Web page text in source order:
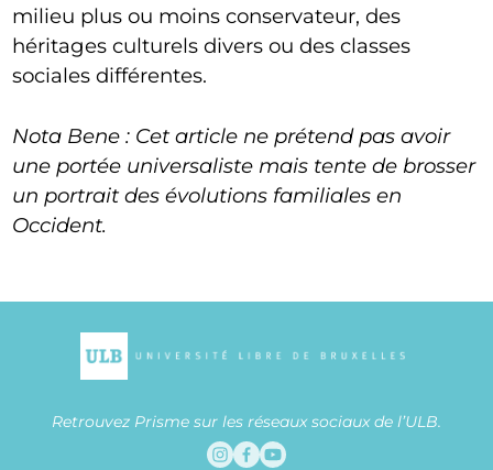
milieu plus ou moins conservateur, des
héritages culturels divers ou des classes
sociales différentes.
Nota Bene : Cet article ne prétend pas avoir
une portée universaliste mais tente de brosser
un portrait des évolutions familiales en
Occident.
Retrouvez Prisme sur les réseaux sociaux de l’ULB.